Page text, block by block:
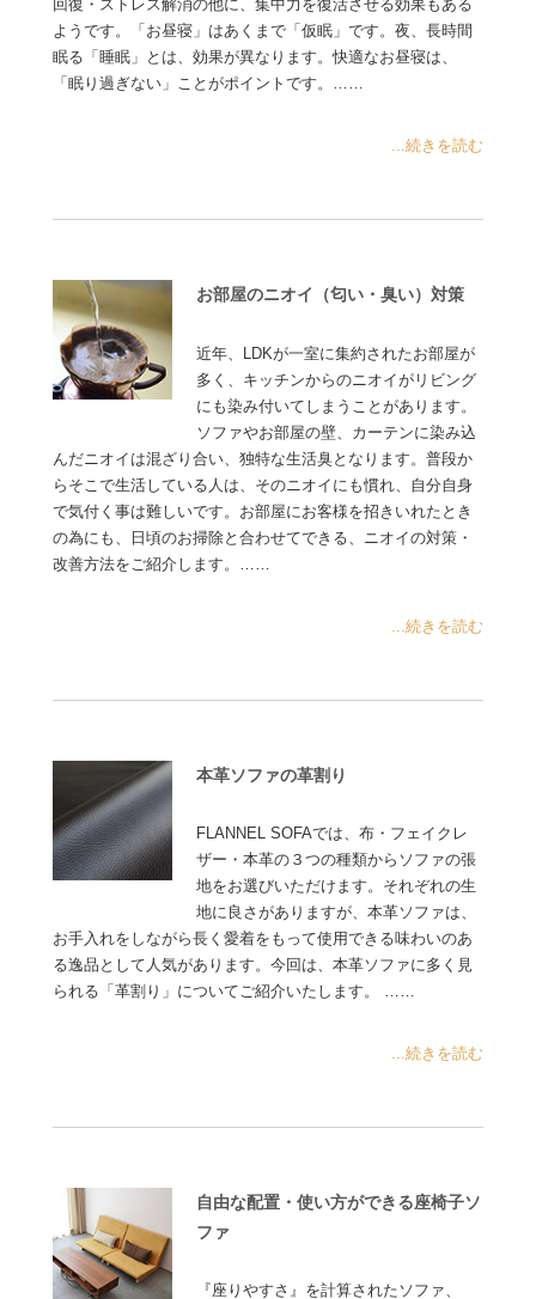
回復・ストレス解消の他に、集中力を復活させる効果もある
ようです。「お昼寝」はあくまで「仮眠」です。夜、長時間
眠る「睡眠」とは、効果が異なります。快適なお昼寝は、
「眠り過ぎない」ことがポイントです。……
...続きを読む
お部屋のニオイ（匂い・臭い）対策
近年、LDKが一室に集約されたお部屋が
多く、キッチンからのニオイがリビング
にも染み付いてしまうことがあります。
ソファやお部屋の壁、カーテンに染み込
んだニオイは混ざり合い、独特な生活臭となります。普段か
らそこで生活している人は、そのニオイにも慣れ、自分自身
で気付く事は難しいです。お部屋にお客様を招きいれたとき
の為にも、日頃のお掃除と合わせてできる、ニオイの対策・
改善方法をご紹介します。……
...続きを読む
本革ソファの革割り
FLANNEL SOFAでは、布・フェイクレ
ザー・本革の３つの種類からソファの張
地をお選びいただけます。それぞれの生
地に良さがありますが、本革ソファは、
お手入れをしながら長く愛着をもって使用できる味わいのあ
る逸品として人気があります。今回は、本革ソファに多く見
られる「革割り」についてご紹介いたします。 ……
...続きを読む
自由な配置・使い方ができる座椅子ソ
ファ
『座りやすさ』を計算されたソファ、